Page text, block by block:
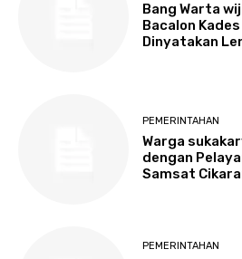
Bang Warta
Bacalon
Dinyatakan
PEMERINTAHAN
Warga
dengan
Samsat
PEMERINTAHAN